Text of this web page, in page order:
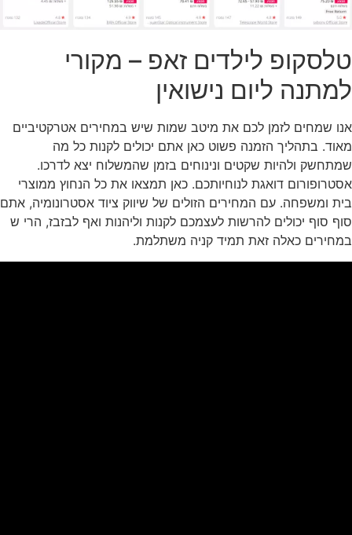
טלסקופ לילדים זאפ – מקורי
למתנה ליום נישואין
אנו שמחים לזמן לכם את מיטב שמות שיש במחירים אטרקטיביים
מאוד. בתהליך הזמנה פשוט כאן אתם יכולים לקנות כל מה
שמתחשק ולהיות שקטים ונינוחים בזמן שהמשלוח יצא לדרכו.
אסטרופורום דואגת לנוחיותכם. כאן תמצאו את כל הנחוץ ממוצרי
בית ומשפחה. עם המחירים הזולים של שיווק ציוד אסטרונומיה, אתם
סוף סוף יכולים להרשות לעצמכם לקנות וליהנות ואף לבזבז, הרי ש
במחירים כאלה זאת תמיד קניה משתלמת.